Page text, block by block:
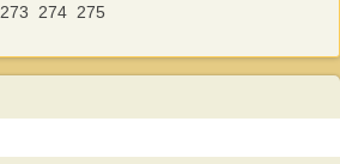
273
274 275